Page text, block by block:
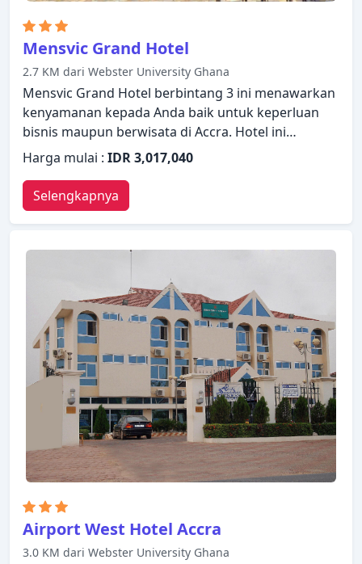
Mensvic Grand Hotel
2.7 KM dari Webster University Ghana
Mensvic Grand Hotel berbintang 3 ini menawarkan
kenyamanan kepada Anda baik untuk keperluan
bisnis maupun berwisata di Accra. Hotel ini
menawarkan berbagai layanan dan fasilitas yang
dirancang untuk memberikan kenyamanan dan
kemudahan kepada para tamu. WiFi gratis di
semua kamar, resepsionis 24 jam, fasilitas untuk
tamu dengan kebutuhan khusus, layanan kamar,
antar-jemput bandara dapat ditemukan di hotel ini.
membuat tamu merasa seperti di rumah dan
beberapa kamar dilengkapi dengan televisi layar
datar, akses internet - WiFi, akses internet WiFi
(gratis), kamar bebas asap rokok, AC. Hotel ini
menawarkan berbagai pilihan rekreasi. Mensvic
Grand Hotel menggabungkan keramahan yang
hangat dengan suasana yang indah untuk
membuat kunjungan Anda di Accra tak terlupakan.
Harga mulai : IDR 3,017,040
Selengkapnya
Airport West Hotel Accra
3.0 KM dari Webster University Ghana